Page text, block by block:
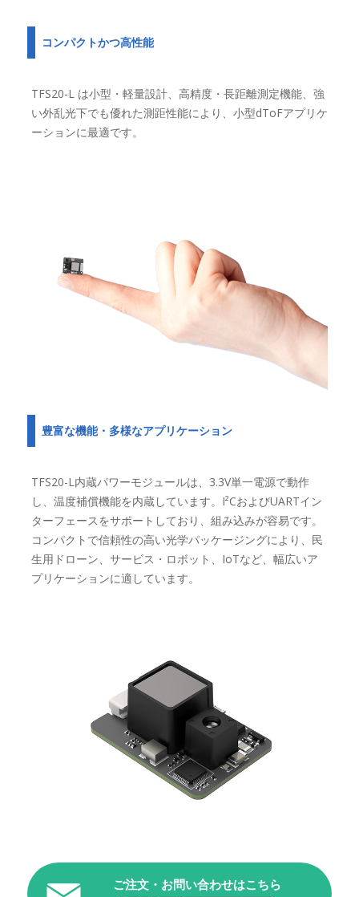
コンパクトかつ高性能
TFS20-L は小型・軽量設計、高精度・長距離測定機能、強
い外乱光下でも優れた測距性能により、小型dToFアプリケ
ーションに最適です。
豊富な機能・多様なアプリケーション
TFS20-L内蔵パワーモジュールは、3.3V単一電源で動作
し、温度補償機能を内蔵しています。I²CおよびUARTイン
ターフェースをサポートしており、組み込みが容易です。
コンパクトで信頼性の高い光学パッケージングにより、民
生用ドローン、サービス・ロボット、IoTなど、幅広いア
プリケーションに適しています。
ご注文・お問い合わせはこちら